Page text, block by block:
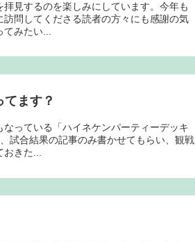
見するのを楽しみにしています。今年も
問してくださる読者の方々にも感謝の気
みたい...
ます？
っている「ハイネケンパーティーデッキ
試合結果の記事のみ書かせてもらい、観戦
きた...